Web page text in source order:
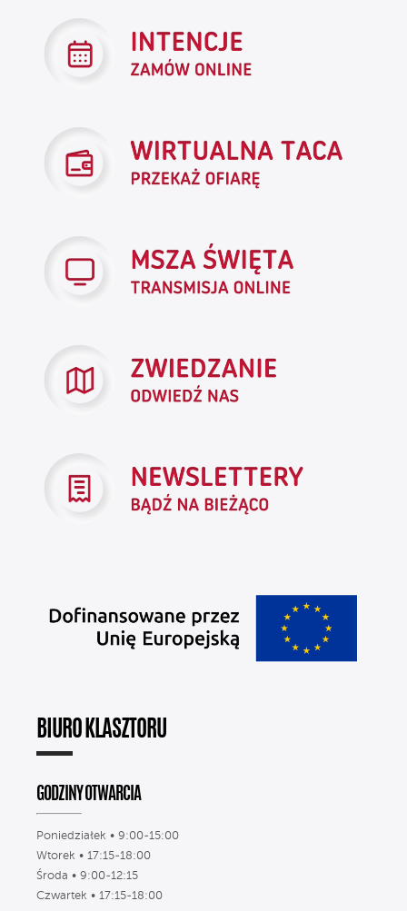
BIURO KLASZTORU
GODZINY OTWARCIA
Poniedziałek • 9:00-15:00
Wtorek • 17:15-18:00
Środa • 9:00-12:15
Czwartek • 17:15-18:00